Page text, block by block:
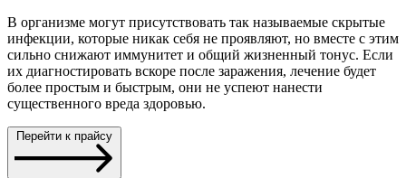
В организме могут присутствовать так называемые скрытые
инфекции, которые никак себя не проявляют, но вместе с этим
сильно снижают иммунитет и общий жизненный тонус. Если
их диагностировать вскоре после заражения, лечение будет
более простым и быстрым, они не успеют нанести
существенного вреда здоровью.
Перейти к прайсу